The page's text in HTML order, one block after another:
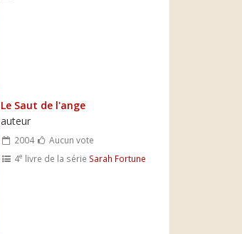
Le Saut de l'ange
auteur
2004
Aucun vote
4e livre de la série Sarah Fortune